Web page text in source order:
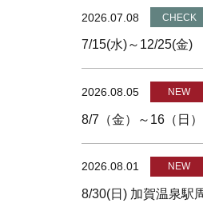
7/15(水)～12/25(金)
2026.07.08 CHECK
8/7（金）～16（日
2026.08.05 NEW
8/30(日) 加賀温泉駅
2026.08.01 NEW